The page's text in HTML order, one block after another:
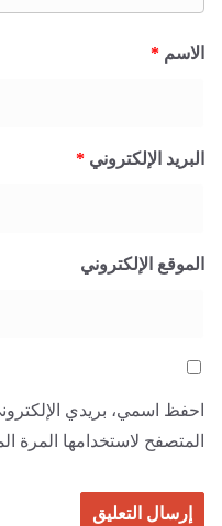
الاسم *
البريد الإلكتروني *
الموقع الإلكتروني
احفظ اسمي، بريدي
المتصفح لاستخدامها المرة